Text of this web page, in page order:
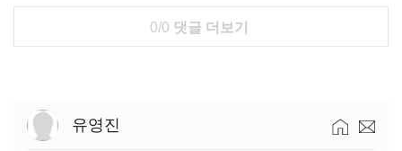
0/0 댓글 더보기
유영진